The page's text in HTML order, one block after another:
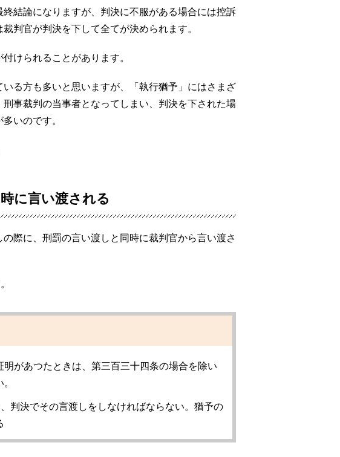
結論になりますが、判決に不服がある場合には控訴
判官が判決を下して全てが決められます。
けられることがあります。
る方も多いと思いますが、「執行猶予」にはさまざ
事裁判の当事者となってしまい、判決を下された場
いのです。
に言い渡される
際に、刑罰の言い渡しと同時に裁判官から言い渡さ
があつたときは、第三百三十四条の場合を除い
判決でその言渡しをしなければならない。猶予の